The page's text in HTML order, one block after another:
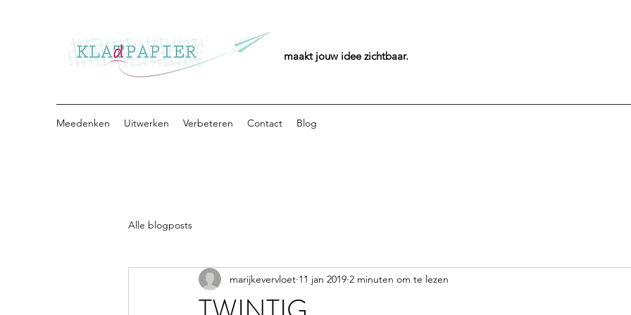
maakt jouw ideezichtbaar.
Meedenken Uitwerken Verbeteren Contact Blog
Alle blogposts
marijkevervloet 11 jan 2019 2 minuten om te lezen